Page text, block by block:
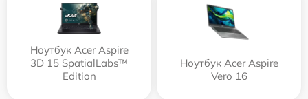
Ноутбук Acer Aspire
3D 15 SpatialLabs™
Edition
Ноутбук Acer Aspire
Vero 16